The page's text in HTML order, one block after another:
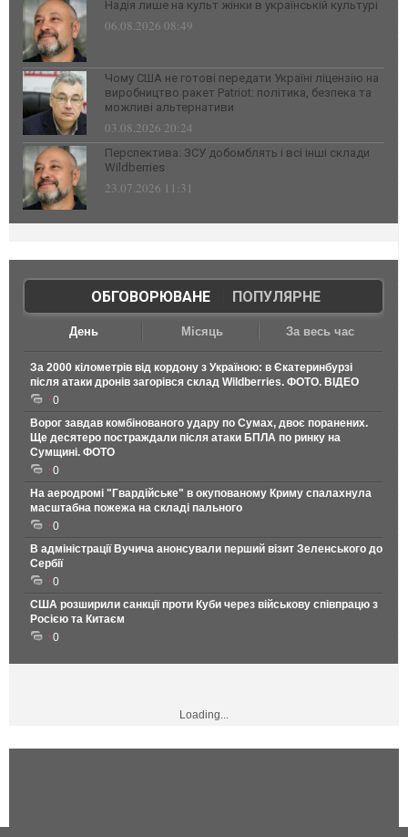
Надія лише на культ жінки в українській культурі
06.08.2026 08:49
Чому США не готові передати Україні ліцензію на
виробництво ракет Patriot: політика, безпека та
можливі альтернативи
03.08.2026 20:24
Перспектива: ЗСУ добомблять і всі інші склади
Wildberries
23.07.2026 11:31
ОБГОВОРЮВАНЕ| ПОПУЛЯРНЕ
День Місяць За весь час
За 2000 кілометрів від кордону з Україною: в Єкатеринбурзі
після атаки дронів загорівся склад Wildberries. ФОТО. ВІДЕО
0
Ворог завдав комбінованого удару по Сумах, двоє поранених.
Ще десятеро постраждали після атаки БПЛА по ринку на
Сумщині. ФОТО
0
На аеродромі "Гвардійське" в окупованому Криму спалахнула
масштабна пожежа на складі пального
0
В адміністрації Вучича анонсували перший візит Зеленського до
Сербії
0
США розширили санкції проти Куби через військову співпрацю з
Росією та Китаєм
0
Loading...